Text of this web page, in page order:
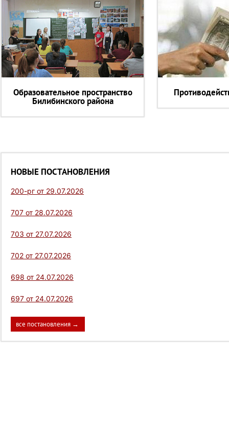
Образовательное пространство
Билибинского района
НОВЫЕ ПОСТАНОВЛЕНИЯ
200-рг от 29.07.2026
707 от 28.07.2026
703 от 27.07.2026
702 от 27.07.2026
698 от 24.07.2026
697 от 24.07.2026
все постановления →